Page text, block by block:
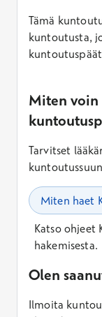
Tämä
kuntoutusta,
Miten voin
Tarvitset
Miten haet
Katso ohjeet
hakemisesta.
Olen
Ilmoita